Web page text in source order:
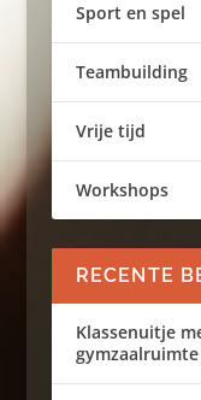
Sport en spel
Teambuilding
Vrije tijd
Workshops
RECENTE
Klassenuitje
gymzaalruimte